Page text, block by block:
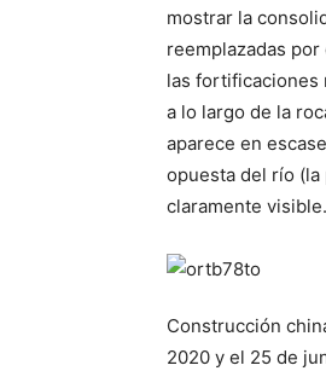
mostrar la
reemplazadas
las fortificaciones
a lo largo de la
aparece en
opuesta del río
claramente visible.
Construcción
2020 y el 25 de